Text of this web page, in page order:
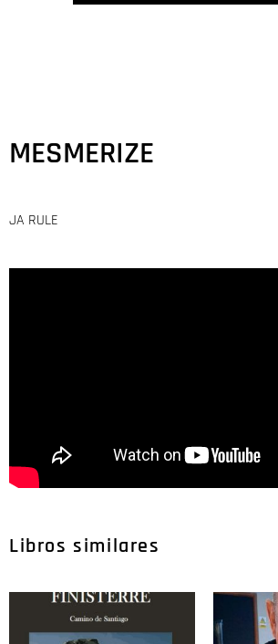
MESMERIZE
JA RULE
Libros similares